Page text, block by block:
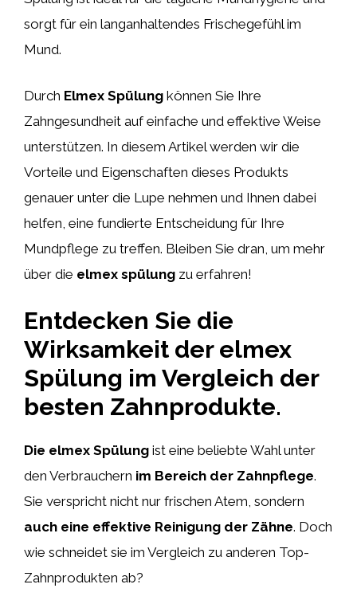
sorgt für ein langanhaltendes Frischegefühl im
Mund.
Durch Elmex Spülung können Sie Ihre
Zahngesundheit auf einfache und effektive Weise
unterstützen. In diesem Artikel werden wir die
Vorteile und Eigenschaften dieses Produkts
genauer unter die Lupe nehmen und Ihnen dabei
helfen, eine fundierte Entscheidung für Ihre
Mundpflege zu treffen. Bleiben Sie dran, um mehr
über die elmex spülung zu erfahren!
Entdecken Sie die
Wirksamkeit der elmex
Spülung im Vergleich der
besten Zahnprodukte.
Die elmex Spülung ist eine beliebte Wahl unter
den Verbrauchern im Bereich der Zahnpflege.
Sie verspricht nicht nur frischen Atem, sondern
auch eine effektive Reinigung der Zähne. Doch
wie schneidet sie im Vergleich zu anderen Top-
Zahnprodukten ab?